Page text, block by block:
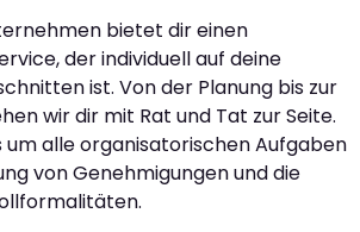
bietet dir einen
der individuell auf deine
ist. Von der Planung bis zur
wir dir mit Rat und Tat zur Seite.
um alle organisatorischen Aufgaben
von Genehmigungen und die